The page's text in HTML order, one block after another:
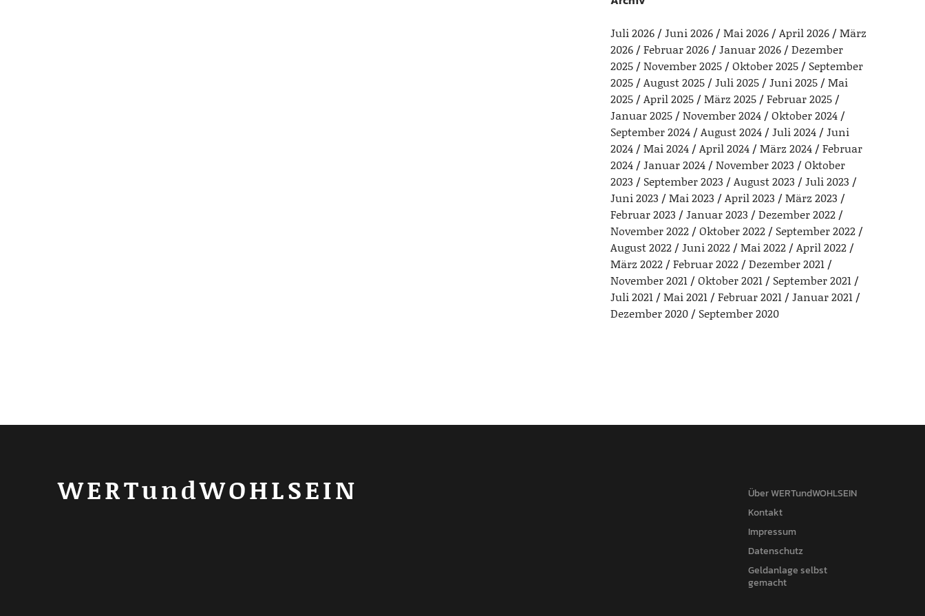
Juli 2026 Juni 2026 Mai 2026 April 2026
März
2026
Februar 2026 Januar 2026
Dezember
2025
November 2025 Oktober 2025
September
2025
August 2025 Juli 2025 Juni 2025
Mai
2025
April 2025 März 2025
Februar 2025
Januar 2025
November 2024
Oktober 2024
September 2024
August 2024 Juli 2024
Juni
2024
Mai 2024 April 2024 März 2024
Februar
2024
Januar 2024 November 2023
Oktober
2023
September 2023 August 2023
Juli 2023
Juni 2023
Mai 2023 April 2023
März 2023
Februar 2023
Januar 2023
Dezember 2022
November 2022
Oktober 2022
September 2022
August 2022
Juni 2022 Mai 2022
April 2022
März 2022
Februar 2022
Dezember 2021
November 2021
Oktober 2021
September 2021
Juli 2021
Mai 2021 Februar 2021
Januar 2021
Dezember 2020
September 2020
WERTundWOHLSEIN
Über WERTundWOHLSEIN
Kontakt
Impressum
Datenschutz
Geldanlage selbst
gemacht